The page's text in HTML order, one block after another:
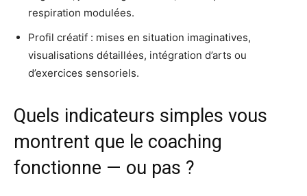
respiration modulées.
Profil créatif : mises en situation imaginatives,
visualisations détaillées, intégration d’arts ou
d’exercices sensoriels.
Quels indicateurs simples vous
montrent que le coaching
fonctionne — ou pas ?